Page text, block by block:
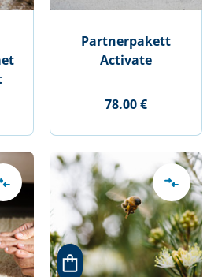
Partnerpakett
Activate
78.00 €